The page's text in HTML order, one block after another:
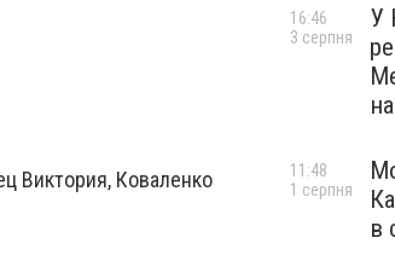
Виктория, Коваленко
У
16:46
3 серпня
в
11:48
1 серпня